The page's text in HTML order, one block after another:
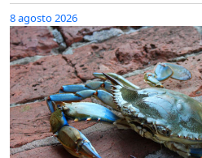
8 agosto 2026